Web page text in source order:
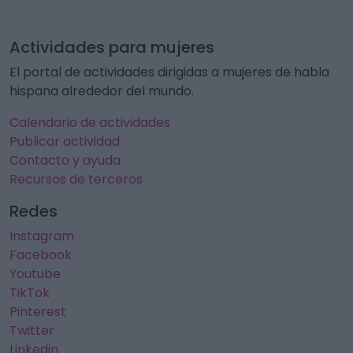
Actividades para mujeres
El portal de actividades dirigidas a mujeres de habla
hispana alrededor del mundo.
Calendario de actividades
Publicar actividad
Contacto y ayuda
Recursos de terceros
Redes
Instagram
Facebook
Youtube
TikTok
Pinterest
Twitter